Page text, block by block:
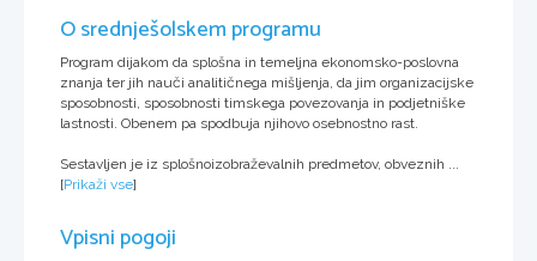
O srednješolskem programu
Program dijakom da splošna in temeljna ekonomsko-poslovna
znanja ter jih nauči analitičnega mišljenja, da jim organizacijske
sposobnosti, sposobnosti timskega povezovanja in podjetniške
lastnosti. Obenem pa spodbuja njihovo osebnostno rast.
Sestavljen je iz splošnoizobraževalnih predmetov, obveznih ...
[Prikaži vse]
Vpisni pogoji